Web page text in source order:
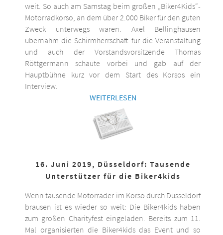
weit. So auch am Samstag beim großen „Biker4Kids“-
Motorradkorso, an dem über 2.000 Biker für den guten
Zweck unterwegs waren. Axel Bellinghausen
übernahm die Schirmherrschaft für die Veranstaltung
und auch der Vorstandsvorsitzende Thomas
Röttgermann schaute vorbei und gab auf der
Hauptbühne kurz vor dem Start des Korsos ein
Interview.
WEITERLESEN
16. Juni 2019, Düsseldorf: Tausende
Unterstützer für die Biker4kids
Wenn tausende Motorräder im Korso durch Düsseldorf
brausen ist es wieder so weit: Die Biker4kids haben
zum großen Charityfest eingeladen. Bereits zum 11.
Mal organisierten die Biker4kids das Event und so